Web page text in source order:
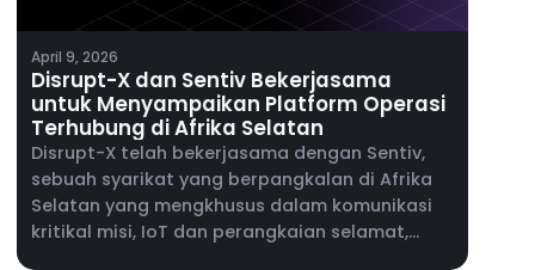
April 9, 2026
Disrupt-X dan Sentiv Bekerjasama
untuk Menyampaikan Platform Operasi
Terhubung di Afrika Selatan
Disrupt-X telah bekerjasama dengan Sentiv,
sebuah syarikat yang berpangkalan di Afrika
Selatan yang mengkhusus dalam komunikasi
kritikal misi, IoT dan perangkaian selamat,